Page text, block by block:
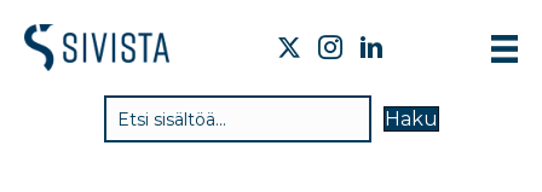
Haku